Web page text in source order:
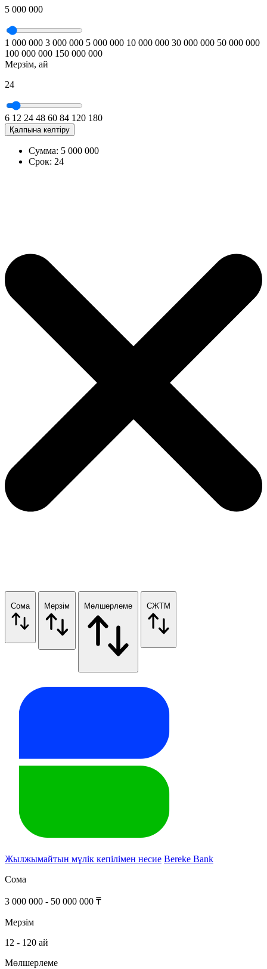
5 000 000
1 000 000 3 000 000 5 000 000 10 000 000 30 000 000 50 000 000
100 000 000 150 000 000
Мерзім, ай
24
6 12 24 48 60 84 120 180
Қалпына келтіру
Сумма: 5 000 000
Срок: 24
Сома Мерзім Мөлшерлеме СЖТМ
Жылжымайтын мүлік кепілімен несие Bereke Bank
Сома
3 000 000 - 50 000 000 ₸
Мерзім
12 - 120 ай
Мөлшерлеме